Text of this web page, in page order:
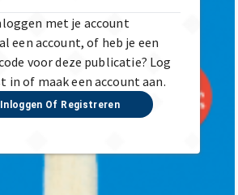
met je account
een account, of heb je een
voor deze publicatie? Log
in of maak een account aan.
Inloggen Of Registreren